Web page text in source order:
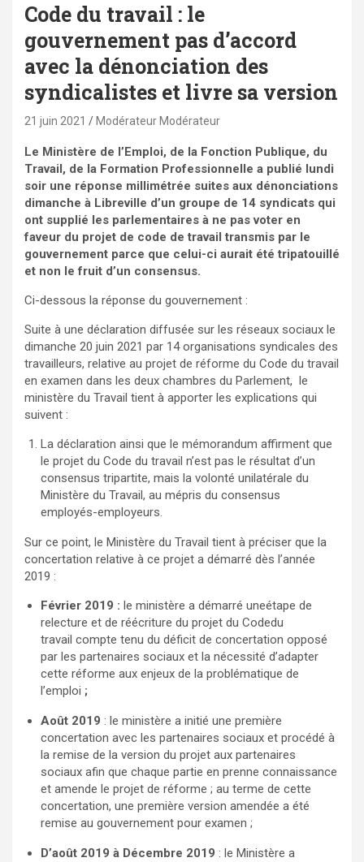
Code du travail : le
gouvernement pas d’accord
avec la dénonciation des
syndicalistes et livre sa version
21 juin 2021 Modérateur Modérateur
Le Ministère de l’Emploi, de la Fonction Publique, du
Travail, de la Formation Professionnelle a publié lundi
soir une réponse millimétrée suites aux dénonciations
dimanche à Libreville d’un groupe de 14 syndicats qui
ont supplié les parlementaires à ne pas voter en
faveur du projet de code de travail transmis par le
gouvernement parce que celui-ci aurait été tripatouillé
et non le fruit d’un consensus.
Ci-dessous la réponse du gouvernement :
Suite à une déclaration diffusée sur les réseaux sociaux le
dimanche 20 juin 2021 par 14 organisations syndicales des
travailleurs, relative au projet de réforme du Code du travail
en examen dans les deux chambres du Parlement, le
ministère du Travail tient à apporter les explications qui
suivent :
La déclaration ainsi que le mémorandum affirment que
le projet du Code du travail n’est pas le résultat d’un
consensus tripartite, mais la volonté unilatérale du
Ministère du Travail, au mépris du consensus
employés-employeurs.
Sur ce point, le Ministère du Travail tient à préciser que la
concertation relative à ce projet a démarré dès l’année
2019 :
Février 2019 : le ministère a démarré uneétape de
relecture et de réécriture du projet du Codedu
travail compte tenu du déficit de concertation opposé
par les partenaires sociaux et la nécessité d’adapter
cette réforme aux enjeux de la problématique de
l’emploi ;
Août 2019 : le ministère a initié une première
concertation avec les partenaires sociaux et procédé à
la remise de la version du projet aux partenaires
sociaux afin que chaque partie en prenne connaissance
et amende le projet de réforme ; au terme de cette
concertation, une première version amendée a été
remise au gouvernement pour examen ;
D’août 2019 à Décembre 2019 : le Ministère a